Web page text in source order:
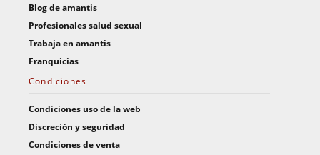
Blog de amantis
Profesionales salud sexual
Trabaja en amantis
Franquicias
Condiciones
Condiciones uso de la web
Discreción y seguridad
Condiciones de venta